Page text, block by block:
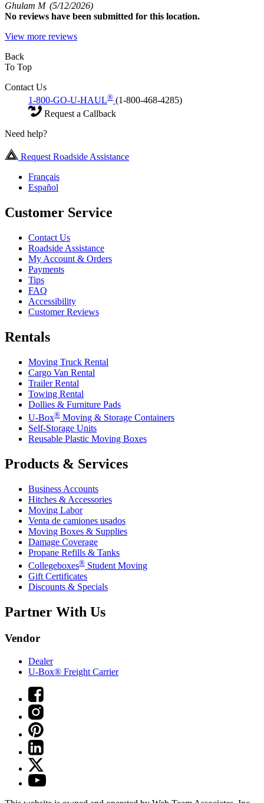
Ghulam M (5/12/2026)
No reviews have been submitted for this location.
View more reviews
Back
To Top
Contact Us
1-800-GO-U-HAUL® (1-800-468-4285)
Request a Callback
Need help?
Request Roadside Assistance
Français
Español
Customer Service
Contact Us
Roadside Assistance
My Account & Orders
Payments
Tips
FAQ
Accessibility
Customer Reviews
Rentals
Moving Truck Rental
Cargo Van Rental
Trailer Rental
Towing Rental
Dollies & Furniture Pads
U-Box® Moving & Storage Containers
Self-Storage Units
Reusable Plastic Moving Boxes
Products & Services
Business Accounts
Hitches & Accessories
Moving Labor
Venta de camiones usados
Moving Boxes & Supplies
Damage Coverage
Propane Refills & Tanks
Collegeboxes® Student Moving
Gift Certificates
Discounts & Specials
Partner With Us
Vendor
Dealer
U-Box® Freight Carrier